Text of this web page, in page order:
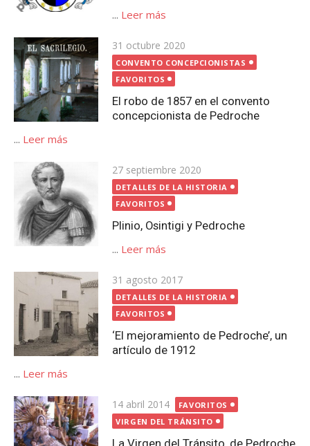
... Leer más
Publicada
el
31 octubre 2020
CONVENTO CONCEPCIONISTAS
FAVORITOS
El robo de 1857 en el convento
concepcionista de Pedroche
... Leer más
Publicada
el
27 septiembre 2020
DETALLES DE LA HISTORIA
FAVORITOS
Plinio, Osintigi y Pedroche
... Leer más
Publicada
el
31 agosto 2017
DETALLES DE LA HISTORIA
FAVORITOS
‘El mejoramiento de Pedroche’, un
artículo de 1912
... Leer más
Publicada
el
14 abril 2014
FAVORITOS
VIRGEN DEL TRÁNSITO
La Virgen del Tránsito, de Pedroche